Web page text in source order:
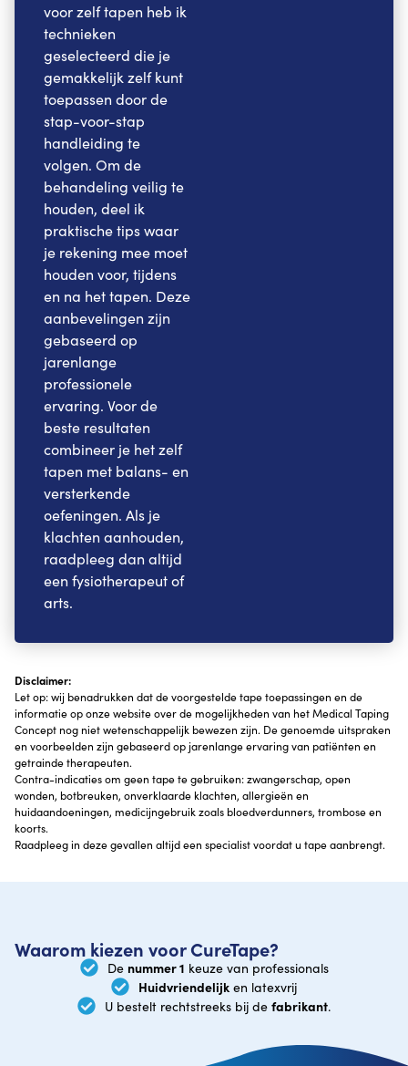
voor zelf tapen heb ik
technieken
geselecteerd die je
gemakkelijk zelf kunt
toepassen door de
stap-voor-stap
handleiding te
volgen. Om de
behandeling veilig te
houden, deel ik
praktische tips waar
je rekening mee moet
houden voor, tijdens
en na het tapen. Deze
aanbevelingen zijn
gebaseerd op
jarenlange
professionele
ervaring. Voor de
beste resultaten
combineer je het zelf
tapen met balans- en
versterkende
oefeningen. Als je
klachten aanhouden,
raadpleeg dan altijd
een fysiotherapeut of
arts.
Disclaimer:
Let op: wij benadrukken dat de voorgestelde tape toepassingen en de
informatie op onze website over de mogelijkheden van het Medical Taping
Concept nog niet wetenschappelijk bewezen zijn. De genoemde uitspraken
en voorbeelden zijn gebaseerd op jarenlange ervaring van patiënten en
getrainde therapeuten.
Contra-indicaties om geen tape te gebruiken: zwangerschap, open
wonden, botbreuken, onverklaarde klachten, allergieën en
huidaandoeningen, medicijngebruik zoals bloedverdunners, trombose en
koorts.
Raadpleeg in deze gevallen altijd een specialist voordat u tape aanbrengt.
Waarom kiezen voor CureTape?
De nummer 1 keuze van professionals
Huidvriendelijk en latexvrij
U bestelt rechtstreeks bij de fabrikant.